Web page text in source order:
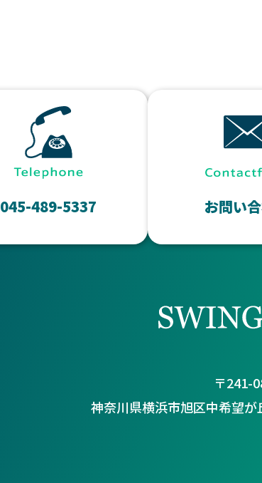
045-489-5337 お問い
〒241-
神奈川県横浜市旭区中希望